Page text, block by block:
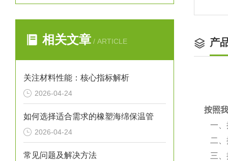
相关文章 / ARTICLE
关注材料性能：核心指标解析
2026-04-24
如何选择适合需求的橡塑海绵保温管
2026-04-24
常见问题及解决方法
产
按照
一、
二、
三、